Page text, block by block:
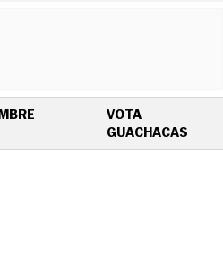
IN NEW WINDOW
VOTA
GUACHACAS